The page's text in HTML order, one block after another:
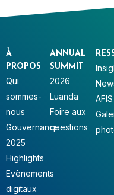
À
PROPOS
Qui
sommes-
nous
Gouvernance
2025
Highlights
Evènements
digitaux
ANNUAL
SUMMIT
2026
Luanda
Foire aux
questions